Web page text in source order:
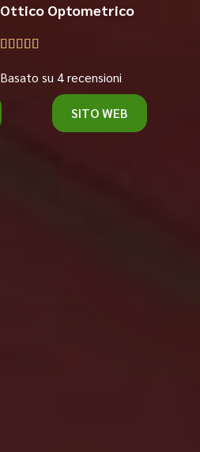
Ottico Optometrico
    
Basato su 4 recensioni
SITO WEB